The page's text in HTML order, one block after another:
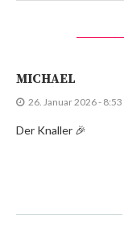
MICHAEL
26. Januar 2026 - 8:53
Der Knaller 🎉